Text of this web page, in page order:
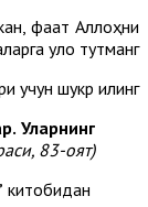
фақат Аллоҳни
қулоқ тутманг.
учун шукр қилинг!
Уларнинг
, 83-оят)
китобидан